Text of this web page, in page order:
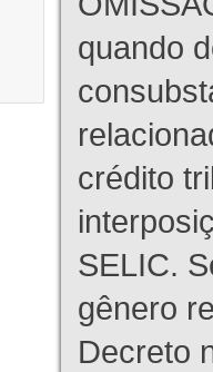
quando
crédito
SELIC.
gênero
Decreto